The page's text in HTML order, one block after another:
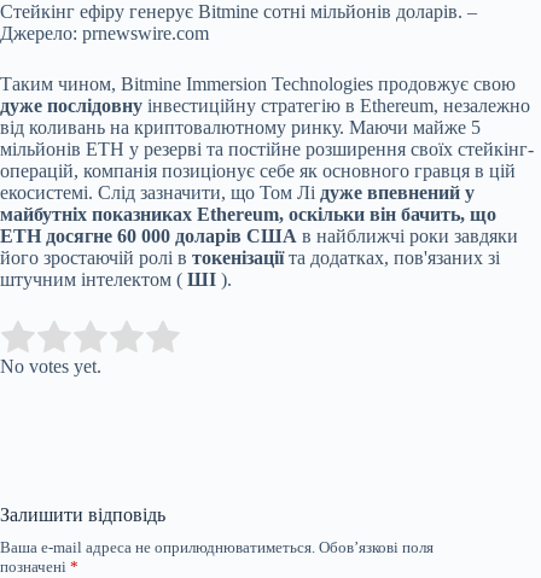
Стейкінг ефіру генерує Bitmine сотні мільйонів доларів. –
Джерело: prnewswire.com
Таким чином, Bitmine Immersion Technologies продовжує свою
дуже послідовну інвестиційну стратегію в Ethereum, незалежно
від коливань на криптовалютному ринку. Маючи майже 5
мільйонів ETH у резерві та постійне розширення своїх стейкінг-
операцій, компанія позиціонує себе як основного гравця в цій
екосистемі. Слід зазначити, що Том Лі дуже впевнений у
майбутніх показниках Ethereum, оскільки він бачить, що
ETH досягне 60 000 доларів США в найближчі роки завдяки
його зростаючій ролі в токенізаціїта додатках, пов'язаних зі
штучним інтелектом ( ШІ ).
Rate this item:
No votes yet.
Залишити відповідь
Ваша e-mail адреса не оприлюднюватиметься. Обов’язкові поля
позначені *